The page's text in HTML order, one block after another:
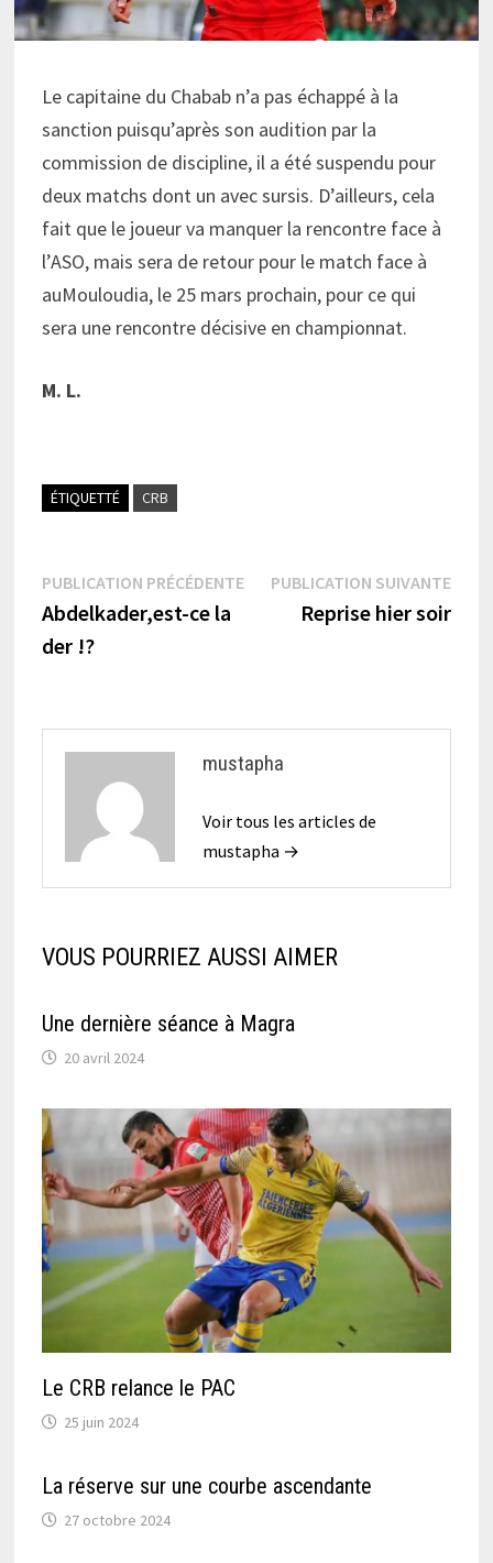
Le capitaine du Chabab n’a pas échappé à la
sanction puisqu’après son audition par la
commission de discipline, il a été suspendu pour
deux matchs dont un avec sursis. D’ailleurs, cela
fait que le joueur va manquer la rencontre face à
l’ASO, mais sera de retour pour le match face à
auMouloudia, le 25 mars prochain, pour ce qui
sera une rencontre décisive en championnat.
M. L.
ÉTIQUETTÉ CRB
Navigation
de
PUBLICATION PRÉCÉDENTEPublication
précédente :
Abdelkader,est-ce la
der !?
PUBLICATION SUIVANTE
Reprise hier soir
mustapha
Voir tous les articles de
mustapha →
VOUS POURRIEZ AUSSI AIMER
Une dernière séance à Magra
20 avril 2024
Le CRB relance le PAC
25 juin 2024
La réserve sur une courbe ascendante
27 octobre 2024